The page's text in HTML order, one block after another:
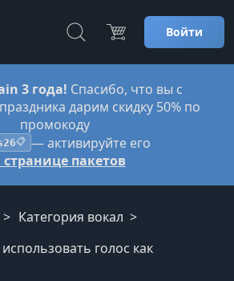
Войти
3 года! Спасибо, что вы с
дарим скидку 50% по
промокоду
📋 — активируйте его
странице пакетов
Категория вокал
голос как